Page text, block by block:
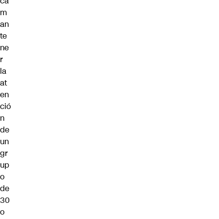
m
an
te
ne
r
la
at
en
ció
n
de
un
gr
up
o
de
30
o